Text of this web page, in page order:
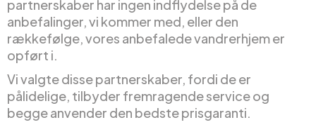
partnerskaber har ingen indflydelse på de
anbefalinger, vi kommer med, eller den
rækkefølge, vores anbefalede vandrerhjem er
opført i.
Vi valgte disse partnerskaber, fordi de er
pålidelige, tilbyder fremragende service og
begge anvender den bedste prisgaranti.